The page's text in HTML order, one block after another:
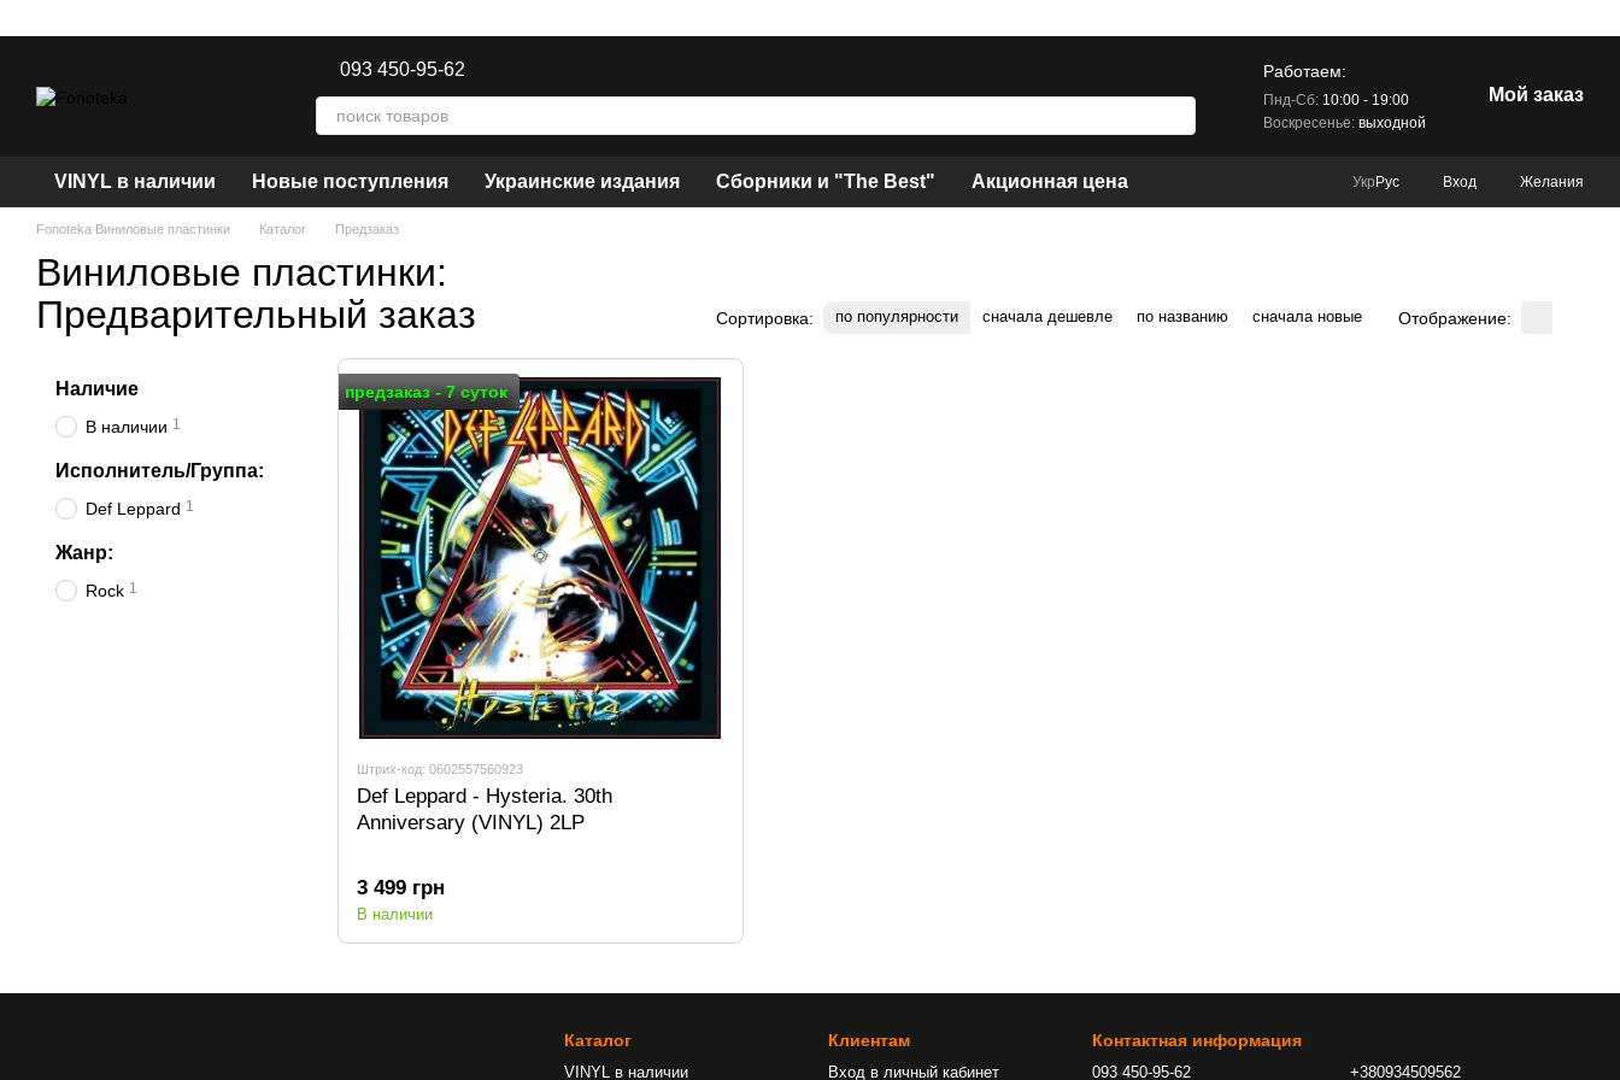
093 450-95-62 Работаем:
Пнд-Сб:10:00 - 19:00
Воскресенье:выходной
Мой заказ
VINYL в наличии Новые поступления Украинские издания Сборники и "The Best" Акционная цена Укр Рус Вход Желания
Fonoteka Виниловые пластинки Каталог Предзаказ
Виниловые пластинки:
Предварительный заказ
Сортировка: по популярности сначала дешевле по названию сначала новые Отображение:
предзаказ - 7 суток
Штрих-код: 0602557560923
Def Leppard - Hysteria. 30th
Anniversary (VINYL) 2LP
3 499 грн
В наличии
Наличие
В наличии 1
Исполнитель/Группа:
Def Leppard 1
Жанр:
Rock 1
Каталог
VINYL в наличии
Клиентам
Вход в личный кабинет
Контактная информация
093 450-95-62 +380934509562